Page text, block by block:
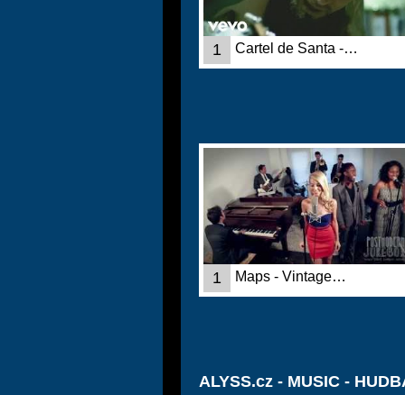
1 Cartel de Santa -…
1 Maps - Vintage…
ALYSS.cz - MUSIC -